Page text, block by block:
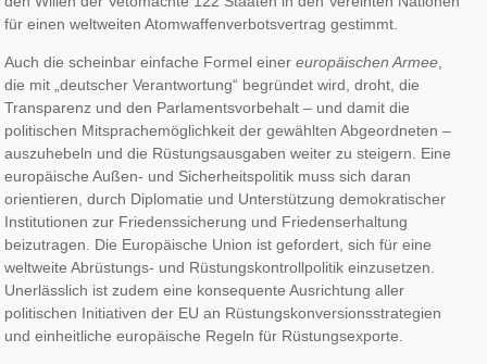
für einen weltweiten Atomwaffenverbotsvertrag gestimmt.
Auch die scheinbar einfache Formel einereuropäischen Armee,
die mit „deutscher Verantwortung“ begründet wird, droht, die
Transparenz und den Parlamentsvorbehalt – und damit die
politischen Mitsprachemöglichkeit der gewählten Abgeordneten –
auszuhebeln und die Rüstungsausgaben weiter zu steigern. Eine
europäische Außen- und Sicherheitspolitik muss sich daran
orientieren, durch Diplomatie und Unterstützung demokratischer
Institutionen zur Friedenssicherung und Friedenserhaltung
beizutragen. Die Europäische Union ist gefordert, sich für eine
weltweite Abrüstungs- und Rüstungskontrollpolitik einzusetzen.
Unerlässlich ist zudem eine konsequente Ausrichtung aller
politischen Initiativen der EU an Rüstungskonversionsstrategien
und einheitliche europäische Regeln für Rüstungsexporte.